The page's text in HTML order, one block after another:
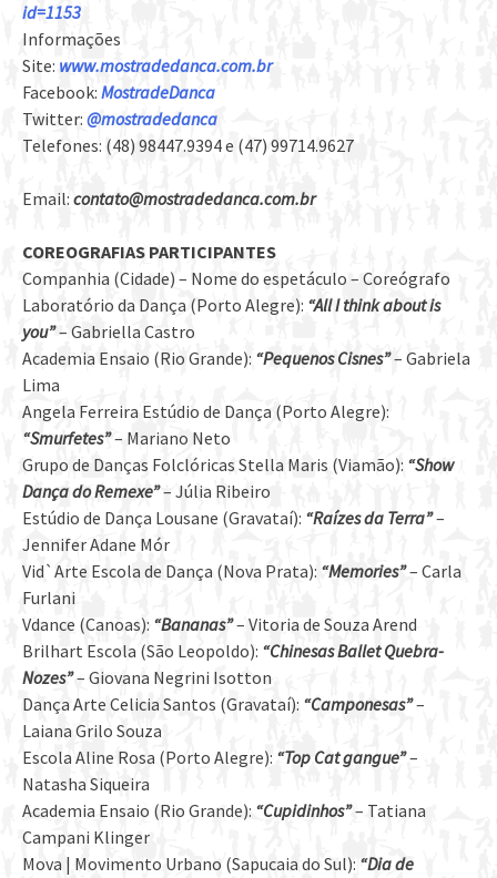
id=1153
Informações
Site: www.mostradedanca.com.br
Facebook: MostradeDanca
Twitter: @mostradedanca
Telefones: (48) 98447.9394 e (47) 99714.9627
Email: contato@mostradedanca.com.br
COREOGRAFIAS PARTICIPANTES
Companhia (Cidade) – Nome do espetáculo – Coreógrafo
Laboratório da Dança (Porto Alegre): “All I think about is
you”– Gabriella Castro
Academia Ensaio (Rio Grande): “Pequenos Cisnes”– Gabriela
Lima
Angela Ferreira Estúdio de Dança (Porto Alegre):
“Smurfetes”– Mariano Neto
Grupo de Danças Folclóricas Stella Maris (Viamão): “Show
Dança do Remexe”– Júlia Ribeiro
Estúdio de Dança Lousane (Gravataí): “Raízes da Terra”–
Jennifer Adane Mór
Vid`Arte Escola de Dança (Nova Prata): “Memories”– Carla
Furlani
Vdance (Canoas): “Bananas”– Vitoria de Souza Arend
Brilhart Escola (São Leopoldo): “Chinesas Ballet Quebra-
Nozes”– Giovana Negrini Isotton
Dança Arte Celicia Santos (Gravataí): “Camponesas”–
Laiana Grilo Souza
Escola Aline Rosa (Porto Alegre): “Top Cat gangue”–
Natasha Siqueira
Academia Ensaio (Rio Grande): “Cupidinhos”– Tatiana
Campani Klinger
Mova | Movimento Urbano (Sapucaia do Sul): “Dia de